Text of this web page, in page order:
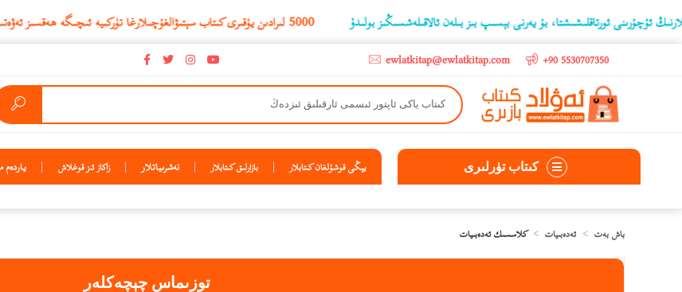
‫5000 لىرادىن يۇقىرى كىتاب سېتىۋالغۇچىلارغا تۈركىيە ئىچىگە ھەقسىز ئەۋەتىپ ېېرىلىدۇ ئورتاقلىشىشتا، بۇ يەرنى بېسىپ بىز بىلەن ئالاقىلەشسىڭىز بولىدۇ
+90 5530707350
ewlatkitap@ewlatkitap.com
كىتاب تۈرلىرى يېڭى قوشۇلغان كىتابلار بازارلىق كىتابلار نەشرىياتلار زاكاز ئىز قوغلاش ياردەم
باش بەت ئەدەبىيات كلاسسىك ئەدەبىيات
توزىماس چېچەكلەر